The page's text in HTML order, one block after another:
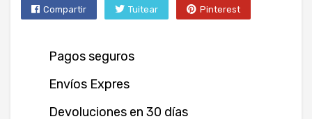
Compartir Tuitear Pinterest
Pagos seguros
Envíos Expres
Devoluciones en 30 días